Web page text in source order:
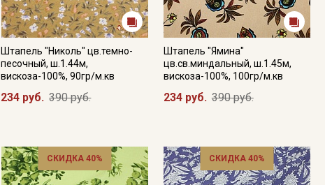
Штапель "Николь" цв.темно-
песочный, ш.1.44м,
вискоза-100%, 90гр/м.кв
234 руб. 390 руб.
Штапель "Ямина"
цв.св.миндальный, ш.1.45м,
вискоза-100%, 100гр/м.кв
234 руб. 390 руб.
СКИДКА 40% СКИДКА 40%